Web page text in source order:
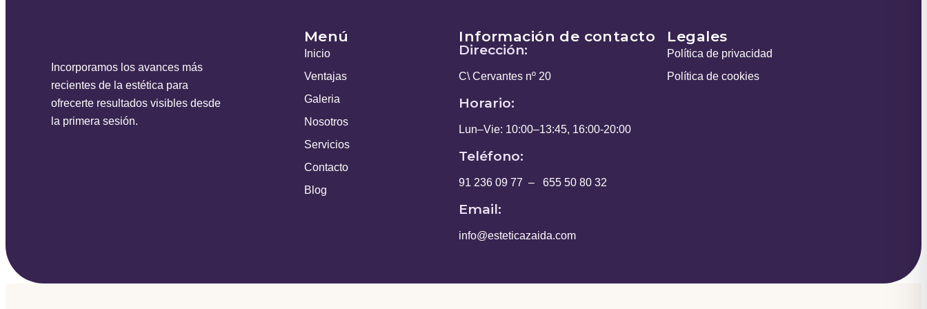
Incorporamos los avances más
recientes de la estética para
ofrecerte resultados visibles desde
la primera sesión.
Menú
Inicio
Ventajas
Galeria
Nosotros
Servicios
Contacto
Blog
Información de contacto
Dirección:
C\ Cervantes nº 20
Horario:
Lun–Vie: 10:00–13:45, 16:00-20:00
Teléfono:
91 236 09 77 –655 50 80 32
Email:
info@esteticazaida.com
Legales
Política de privacidad
Política de cookies